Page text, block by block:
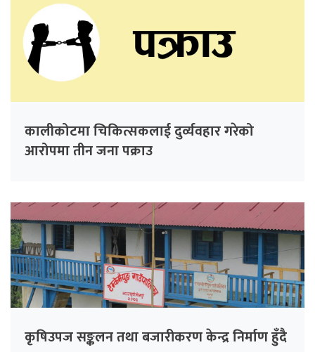
कालीकोटमा चिकित्सकलाई दुर्व्यवहार गरेको
आरोपमा तीन जना पक्राउ
कृषिउपज सङ्कलन तथा बजारीकरण केन्द्र निर्माण हुँदै